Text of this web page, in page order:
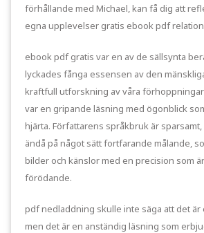
förhållande med Michael, kan få dig att
egna upplevelser gratis ebook pdf
ebook pdf gratis var en av de sällsynta
lyckades fånga essensen av den
kraftfull utforskning av våra förhoppningar
var en gripande läsning med ögonblick
hjärta. Författarens språkbruk är
ändå på något sätt fortfarande målande,
bilder och känslor med en precision som
förödande.
pdf nedladdning skulle inte säga att det är
men det är en anständig läsning som